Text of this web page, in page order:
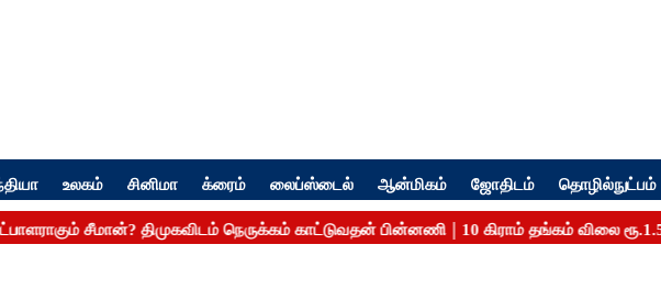
உலகம் சினிமா க்ரைம் லைப்ஸ்டைல் ஆன்மிகம் ஜோதிடம் தொழில்நுட்பம்